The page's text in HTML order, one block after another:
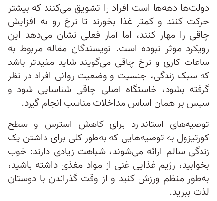
دولت‌ها دهه‌ها است افراد را تشویق می‌کنند که بیشتر
حرکت کنند و کمتر غذا بخورند تا نرخ رو به افزایش
چاقی را مهار کنند، اما آمار فعلی نشان می‌دهد این
رویکرد موثر نبوده است. نویسندگان مقاله مربوط به
ساعات کاری و نرخ چاقی می‌گویند شاید مفیدتر باشد
که سبک زندگی، جنسیت و وضعیت روانی افراد در نظر
گرفته بشود، خاستگاه اصلی چاقی شناسایی شود و
سپس بر همان اساس مداخلات مناسب انجام گیرد.
توصیه‌های استاندارد برای کاهش استرس و سطح
کورتیزول به توصیه‌هایی که به‌‌طور کلی برای داشتن یک
زندگی سالم ارائه می‌شوند، شباهت زیادی دارند: خوب
بخوابید، رژیم غذایی غنی از مواد مغذی داشته باشید،
به‌طور منظم ورزش کنید و از وقت گذراندن با دوستان
لذت ببرید.